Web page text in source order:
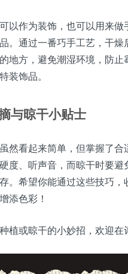
以作为装饰，也可以用来
。通过一番巧手工艺，干
地方，避免潮湿环境，防
装饰品。
与晾干小贴士
然看起来简单，但掌握了
度、听声音，而晾干时要
。希望你能通过这些技巧
添色彩！
植或晾干的小妙招，欢迎在